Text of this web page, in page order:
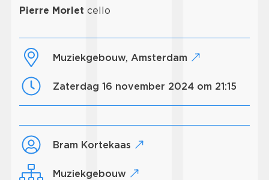
Pierre Morlet cello
Muziekgebouw, Amsterdam
zaterdag 16 november 2024 om 21:15
Bram Kortekaas
Muziekgebouw